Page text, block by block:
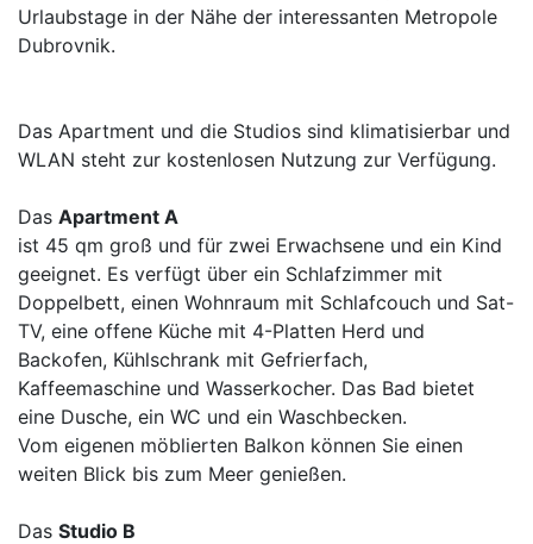
Urlaubstage in der Nähe der interessanten Metropole
Dubrovnik.
Das Apartment und die Studios sind klimatisierbar und
WLAN steht zur kostenlosen Nutzung zur Verfügung.
Das Apartment A
ist 45 qm groß und für zwei Erwachsene und ein Kind
geeignet. Es verfügt über ein Schlafzimmer mit
Doppelbett, einen Wohnraum mit Schlafcouch und Sat-
TV, eine offene Küche mit 4-Platten Herd und
Backofen, Kühlschrank mit Gefrierfach,
Kaffeemaschine und Wasserkocher. Das Bad bietet
eine Dusche, ein WC und ein Waschbecken.
Vom eigenen möblierten Balkon können Sie einen
weiten Blick bis zum Meer genießen.
Das Studio B